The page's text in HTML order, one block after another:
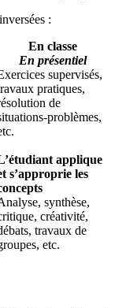
:
En classe
En présentiel
supervisés,
pratiques,
de
problèmes,
applique
s’approprie les
synthèse,
créativité,
travaux de
etc.